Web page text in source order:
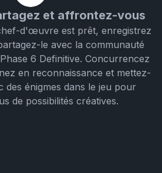
et affrontez-vous
d'œuvre est prêt, enregistrez
le avec la communauté
6 Definitive. Concurrencez
en reconnaissance et mettez-
des énigmes dans le jeu pour
de possibilités créatives.